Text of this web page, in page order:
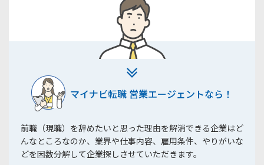
マイナビ転職 営業エージェントなら！
前職（現職）を辞めたいと思った理由を解消できる企業はど
んなところなのか、業界や仕事内容、雇用条件、やりがいな
どを因数分解して企業探しさせていただきます。